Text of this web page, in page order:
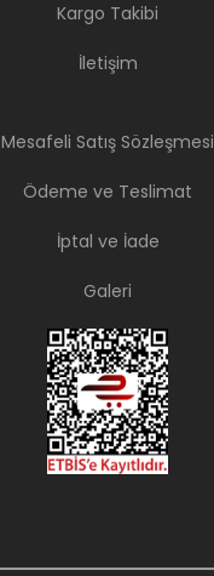
Kargo Takibi
İletişim
Mesafeli Satış Sözleşmesi
Ödeme ve Teslimat
İptal ve İade
Galeri